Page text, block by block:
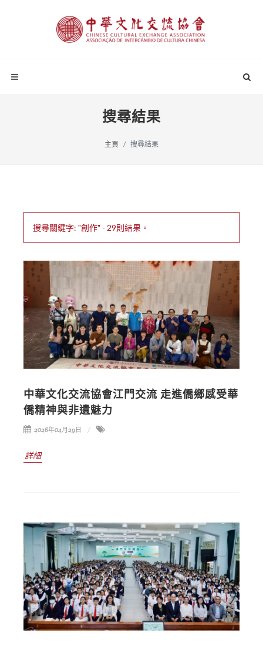
搜尋結果
主頁 搜尋結果
搜尋關鍵字: "創作" - 29則結果。
中華文化交流協會江門交流 走進僑鄉感受華
僑精神與非遺魅力
2026年04月29日
詳細